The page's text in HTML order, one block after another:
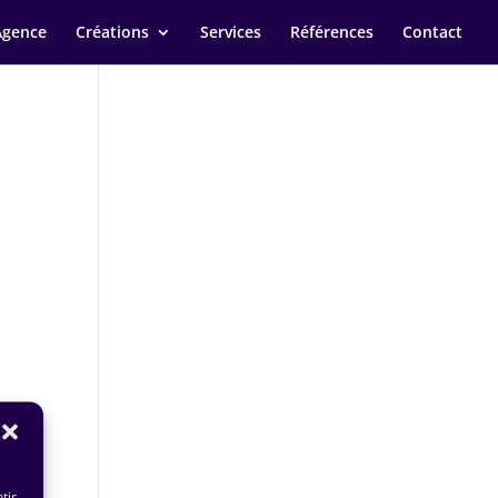
Créations Services Références Contact